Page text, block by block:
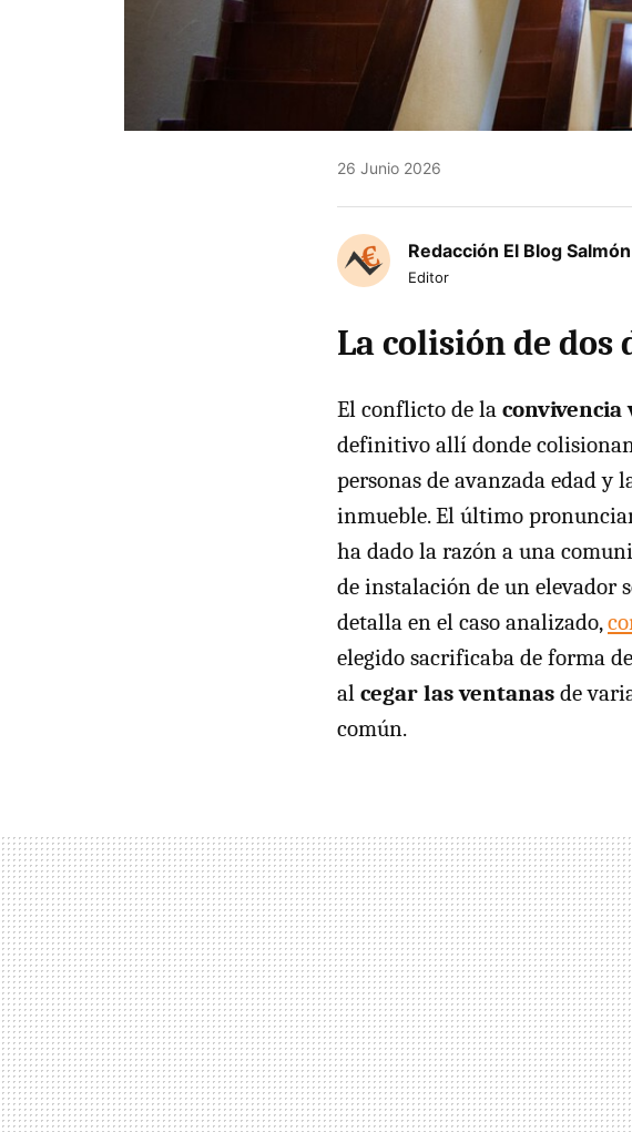
26 Junio 2026
Redacción El Blog Salmón
Editor
La colisión de
El conflicto de la convivencia
definitivo allí donde
personas de avanzada edad
inmueble. El último
ha dado la razón a una
de instalación de un elevador
detalla en el caso analizado,
elegido sacrificaba de forma
al cegar las ventanas de
común.